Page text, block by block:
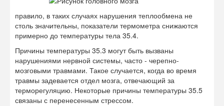
правило, в таких случаях нарушения теплообмена не
столь значительны, показатели термометра снижаются
примерно до температуры тела 35.4.
Причины температуры 35.3 могут быть вызваны
нарушениями нервной системы, часто - черепно-
мозговыми травмами. Такое случается, когда во время
травмы задевается отдел мозга, отвечающий за
терморегуляцию. Некоторые причины температуры 35.5
связаны с перенесенным стрессом.